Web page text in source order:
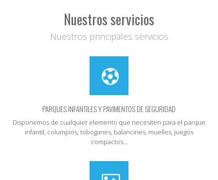
Nuestros servicios
Nuestros principales servicios
PARQUES INFANTILES Y PAVIMENTOS DE SEGURIDAD
Disponemos de cualquier elemento que necesiten para el parque
infantil, columpios, toboganes, balancines, muelles, juegos
compactos...